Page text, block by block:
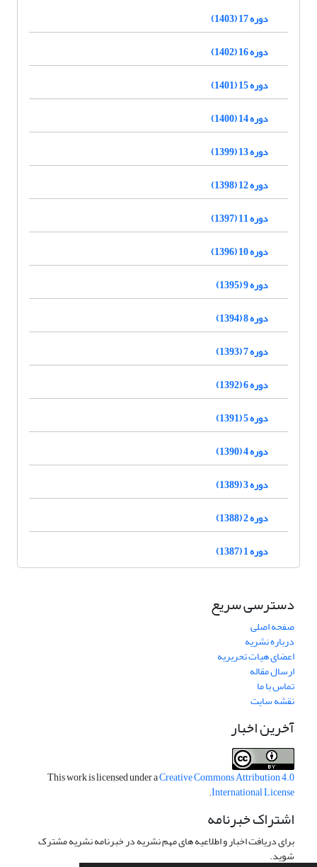
دوره 17 (1403)
دوره 16 (1402)
دوره 15 (1401)
دوره 14 (1400)
دوره 13 (1399)
دوره 12 (1398)
دوره 11 (1397)
دوره 10 (1396)
دوره 9 (1395)
دوره 8 (1394)
دوره 7 (1393)
دوره 6 (1392)
دوره 5 (1391)
دوره 4 (1390)
دوره 3 (1389)
دوره 2 (1388)
دوره 1 (1387)
دسترسی سریع
صفحه اصلی
درباره نشریه
اعضای هیات تحریریه
ارسال مقاله
تماس با ما
نقشه سایت
آخرین اخبار
This work is licensed under aCreative Commons Attribution 4.0
International License
.
اشتراک خبرنامه
برای دریافت اخبار و اطلاعیه های مهم نشریه در خبرنامه نشریه مشترک
شوید.